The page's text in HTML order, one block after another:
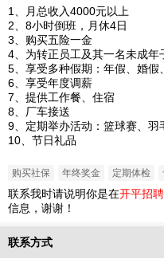
1、月总收入4000元以上
2、8小时倒班，月休4日
3、购买五险一金
4、为转正员工及其一名未成年
5、享受多种假期：年假、婚假
6、享受年度调薪
7、提供工作餐、住宿
8、厂车接送
9、定期举办活动：篮球赛、
10、节日礼品
购买社保 年终奖金 定期体检
联系我时请说明你是在开平招
信息，谢谢！
联系方式